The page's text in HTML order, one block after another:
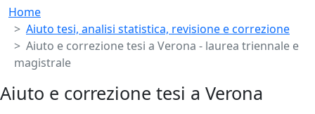
Breadcrumb
Home
Aiuto tesi, analisi statistica, revisione e correzione
Aiuto e correzione tesi a Verona - laurea triennale e
magistrale
Aiuto e correzione tesi a Verona